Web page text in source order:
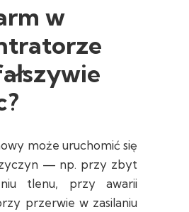
w
może uruchomić się
— np. przy zbyt
tlenu, przy awarii
przerwie w zasilaniu